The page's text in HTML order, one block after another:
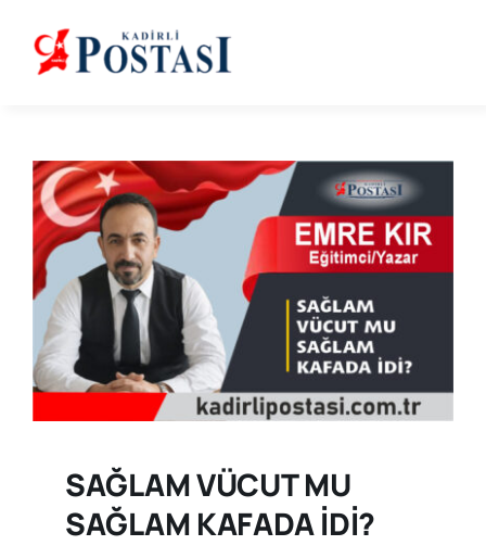
content
SAĞLAM VÜCUT MU
SAĞLAM KAFADA İDİ?